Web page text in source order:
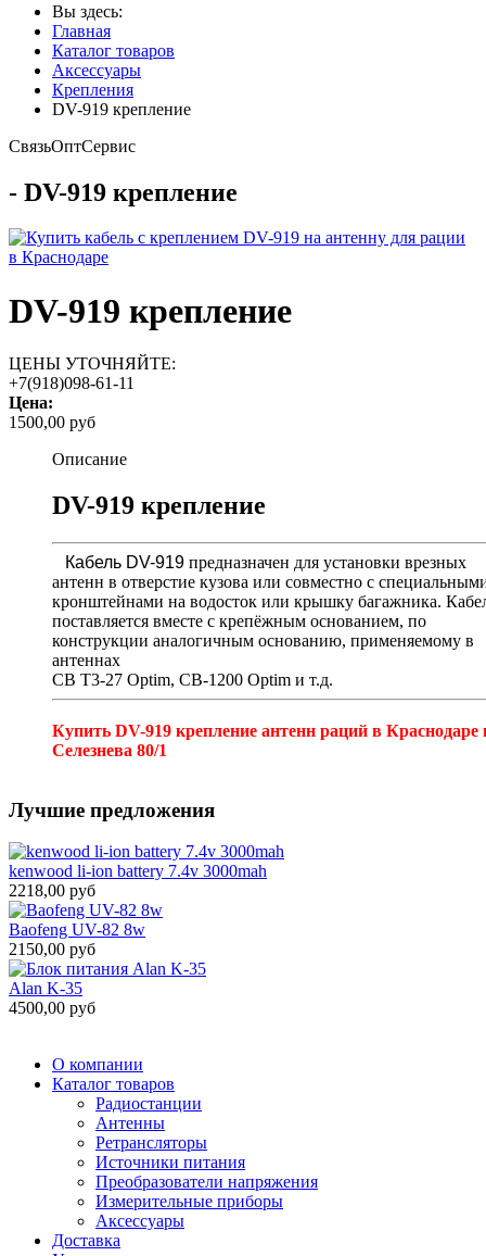
Вы здесь:
Главная
Каталог товаров
Аксессуары
Крепления
DV-919 крепление
СвязьОптСервис
- DV-919 крепление
DV-919 крепление
ЦЕНЫ УТОЧНЯЙТЕ:
+7(918)098-61-11
Цена:
1500,00 руб
Описание
DV-919 крепление
Кабель DV-919 предназначен для установки врезных
антенн в отверстие кузова или совместно с
кронштейнами на водосток или крышку багажника.
поставляется вместе с крепёжным основанием, по
конструкции аналогичным основанию, применяемому в
антеннах
CB T3-27 Optim, CB-1200 Optim и т.д.
Купить DV-919 крепление антенн раций в Краснодаре
Селезнева 80/1
Лучшие предложения
kenwood li-ion battery 7.4v 3000mah
2218,00 руб
Baofeng UV-82 8w
2150,00 руб
Alan K-35
4500,00 руб
О компании
Каталог товаров
Радиостанции
Антенны
Ретрансляторы
Источники питания
Преобразователи напряжения
Измерительные приборы
Аксессуары
Доставка